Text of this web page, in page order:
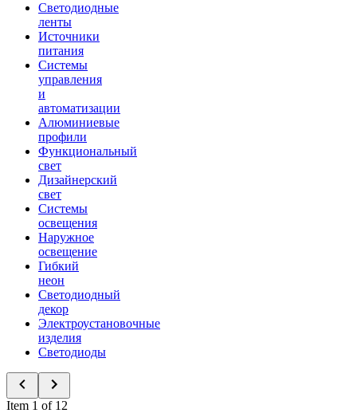
Светодиодные
ленты
Источники
питания
Системы
управления
и
автоматизации
Алюминиевые
профили
Функциональный
свет
Дизайнерский
свет
Системы
освещения
Наружное
освещение
Гибкий
неон
Светодиодный
декор
Электроустановочные
изделия
Светодиоды
Item 1 of 12